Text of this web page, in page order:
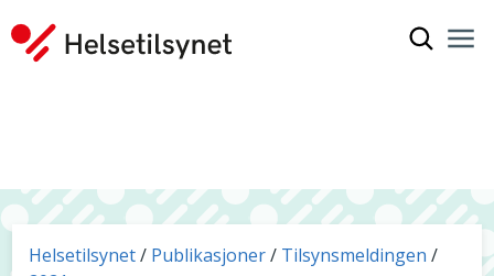
Du er her:
Helsetilsynet Publikasjoner
Tilsynsmeldingen